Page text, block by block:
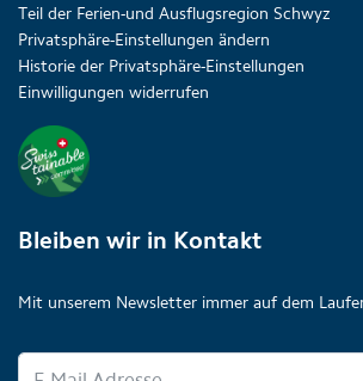
Teil der Ferien-und Ausflugsregion Schwyz
Privatsphäre-Einstellungen ändern
Historie der Privatsphäre-Einstellungen
Einwilligungen widerrufen
Bleiben wir in Kontakt
Mit unserem Newsletter immer auf dem